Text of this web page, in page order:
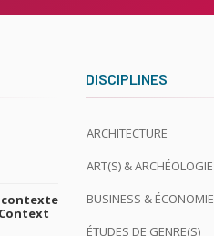
contexte
DISCIPLINES
ARCHITECTURE
ART(S) & ARCHÉOLOGIE
BUSINESS & ÉCONOMIE
ÉTUDES DE GENRE(S)